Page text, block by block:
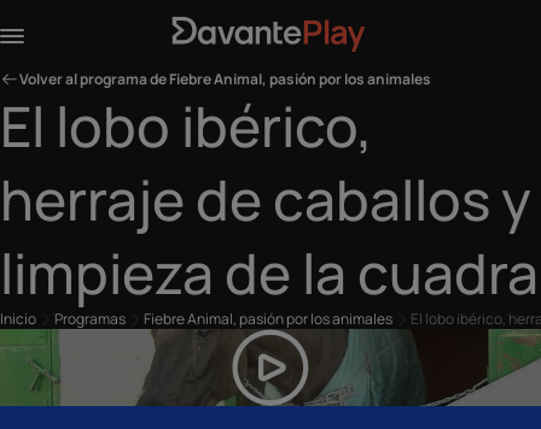
Volver al programa de Fiebre Animal, pasión por los animales
El lobo ibérico,
herraje de caballos y
limpieza de la cuadra
Inicio Programas Fiebre Animal, pasión por los animales El lobo ibérico,